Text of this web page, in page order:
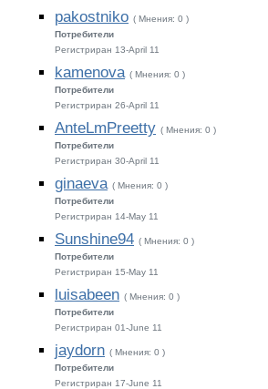
pakostniko ( Мнения: 0 )
Потребители
Регистриран 13-April 11
kamenova ( Мнения: 0 )
Потребители
Регистриран 26-April 11
AnteLmPreetty ( Мнения: 0 )
Потребители
Регистриран 30-April 11
ginaeva ( Мнения: 0 )
Потребители
Регистриран 14-May 11
Sunshine94 ( Мнения: 0 )
Потребители
Регистриран 15-May 11
luisabeen ( Мнения: 0 )
Потребители
Регистриран 01-June 11
jaydorn ( Мнения: 0 )
Потребители
Регистриран 17-June 11